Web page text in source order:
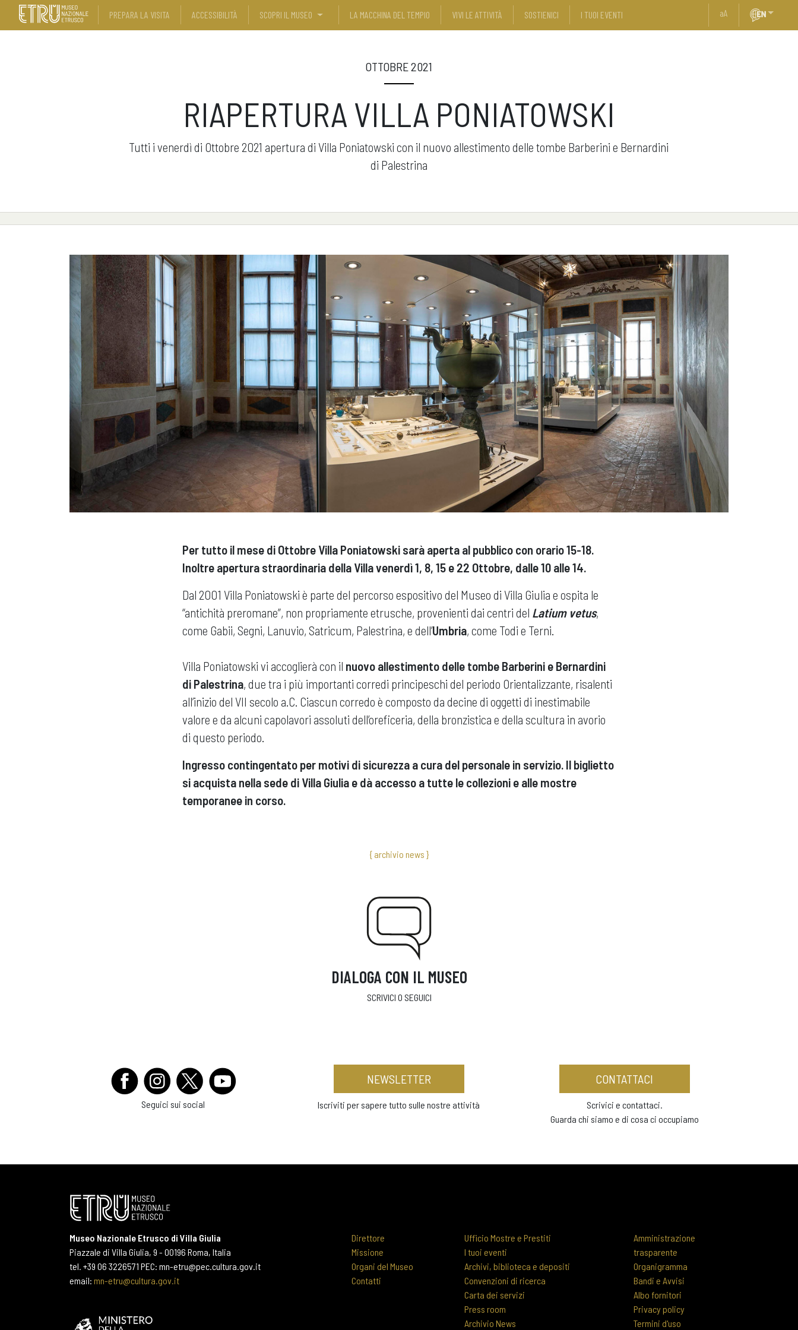
PREPARA LA VISITA ACCESSIBILITÀ SCOPRI IL MUSEO LA MACCHINA DEL TEMPIO VIVI LE ATTIVITÀ SOSTIENICI I TUOI EVENTI aA
OTTOBRE 2021
RIAPERTURA VILLA PONIATOWSKI
Tutti i venerdì di Ottobre 2021 apertura di Villa Poniatowski con il nuovo allestimento delle tombe Barberini e Bernardini
di Palestrina
Per tutto il mese di Ottobre Villa Poniatowski sarà aperta al pubblico con orario 15-18.
Inoltre apertura straordinaria della Villa venerdì 1, 8, 15 e 22 Ottobre, dalle 10 alle 14.
Dal 2001 Villa Poniatowski è parte del percorso espositivo del Museo di Villa Giulia e ospita le
“antichità preromane”, non propriamente etrusche, provenienti dai centri del Latium vetus,
come Gabii, Segni, Lanuvio, Satricum, Palestrina, e dell’Umbria, come Todi e Terni.
Villa Poniatowski vi accoglierà con il nuovo allestimento delle tombe Barberini e Bernardini
di Palestrina, due tra i più importanti corredi principeschi del periodo Orientalizzante, risalenti
all’inizio del VII secolo a.C. Ciascun corredo è composto da decine di oggetti di inestimabile
valore e da alcuni capolavori assoluti dell’oreficeria, della bronzistica e della scultura in avorio
di questo periodo.
Ingresso contingentato per motivi di sicurezza a cura del personale in servizio. Il biglietto
si acquista nella sede di Villa Giulia e dà accesso a tutte le collezioni e alle mostre
temporanee in corso.
{ archivio news }
DIALOGA CON IL MUSEO
SCRIVICI O SEGUICI
Seguici sui social
NEWSLETTER
Iscriviti per sapere tutto sulle nostre attività
CONTATTACI
Scrivici e contattaci.
Guarda chi siamo e di cosa ci occupiamo
Museo Nazionale Etrusco di Villa Giulia
Piazzale di Villa Giulia, 9 - 00196 Roma, Italia
tel. +39 06 3226571 PEC: mn-etru@pec.cultura.gov.it
email: mn-etru@cultura.gov.it
Direttore
Missione
Organi del Museo
Contatti
Ufficio Mostre e Prestiti
I tuoi eventi
Archivi, biblioteca e depositi
Convenzioni di ricerca
Carta dei servizi
Press room
Archivio News
Amministrazione
trasparente
Organigramma
Bandi e Avvisi
Albo fornitori
Privacy policy
Termini d'uso